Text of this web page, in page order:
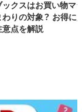
ックスはお買い物マ
わりの対象？ お得に
意点を解説